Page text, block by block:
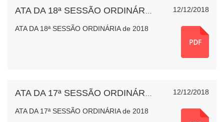
12/12/2018
ATA DA 18ª SESSÃO ORDINÁRIA de 2018
12/12/2018
ATA DA 17ª SESSÃO ORDINÁRIA de 2018